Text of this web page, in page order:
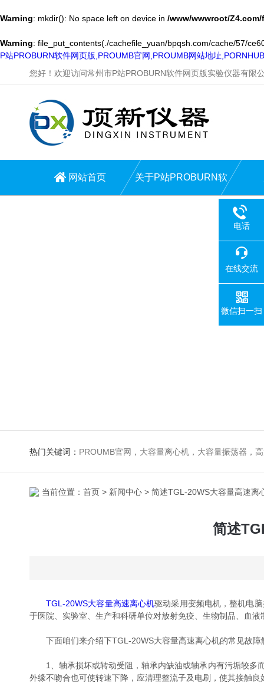
Warning: mkdir(): No space left on device in /www/wwwroot/
Warning: file_put_contents(./cachefile_yuan/bpqsh.com/cache/57/
P站PROBURN软件网页版,PROUMB官网,PROUMB网站地址
您好！欢迎访问常州市P站PROBURN软件网页版实验仪器有限
网站首页 关于P站PROBURN软
热门关键词： PROUMB官网，大容量离心机，大容量振荡器，高速冷冻离心机，生化、光照、振荡培养箱，磁力搅拌器，
当前位置： 首页 > 新闻中心 > 简述TGL-20WS大容量高速离
简述
TGL-20WS大容量高速离心机驱动采用变频电机，整机电
于医院、实验室、生产和科研单位对放射免疫、生物制品、血
下面咱们来介绍下TGL-20WS大容量高速离心机的常见故障
1、轴承损坏或转动受阻，轴承内缺油或轴承内有污垢较多
外缘不吻合也可使转速下降，应清理整流子及电刷，使其接触良
电话
在线交流
微信扫一扫